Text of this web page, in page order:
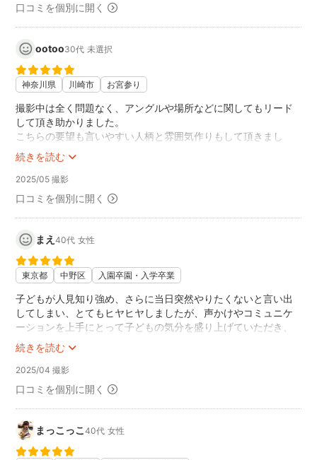
口コミを個別に開く
ootoo30代 未選択
神奈川県 川崎市 お宮参り
続きを読む
撮影中は全く問題なく、アングルや場所などに関してもリード
して頂き助かりました。
こちらの要望も言いやすい人柄と雰囲気作りもして頂きまし
た。
また次回もお願いしたいと思います。
この度はありがとうございました。
2025/05 撮影
口コミを個別に開く
まえ40代 女性
東京都 中野区 入園卒園・入学卒業
続きを読む
子どもが人見知り強め、さらに当日突然やりたくないと言い出
してしまい、とてもヒヤヒヤしましたが、声かけやコミュニケ
ーションを上手にとって子どもの気分を盛り上げていただき、
楽しく撮影することができました。
また、アイテムで自然な笑顔を引き出してくださり、素敵な写
真になりました。
納品も大変早く、カットもたくさんいただけて、大変感謝して
おります！
また機会がある際はよろしくお願いいたします。
2025/04 撮影
口コミを個別に開く
まっこっこ40代 女性